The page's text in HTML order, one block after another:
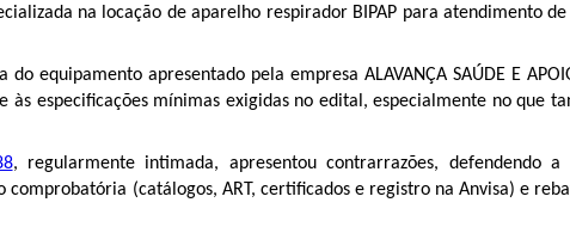
na locação de aparelho respirador BIPAP para atendimento
equipamento apresentado pela empresa ALAVANÇA SAÚDE E
especificações mínimas exigidas no edital, especialmente no que
, regularmente intimada, apresentou contrarrazões, defendendo
(catálogos, ART, certificados e registro na Anvisa) e